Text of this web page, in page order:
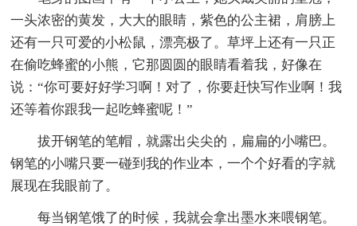
一头浓密的黄发，大大的眼睛，紫色的公主裙，肩膀上
还有一只可爱的小松鼠，漂亮极了。草坪上还有一只正
在偷吃蜂蜜的小熊，它那圆圆的眼睛看着我，好像在
说：“你可要好好学习啊！对了，你要赶快写作业啊！我
还等着你跟我一起吃蜂蜜呢！”
拔开钢笔的笔帽，就露出尖尖的，扁扁的小嘴巴。
钢笔的小嘴只要一碰到我的作业本，一个个好看的字就
展现在我眼前了。
每当钢笔饿了的时候，我就会拿出墨水来喂钢笔。